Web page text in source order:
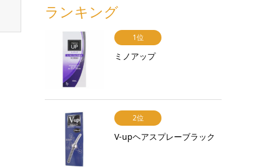
ランキング
1位
ミノアップ
2位
V-upヘアスプレーブラック